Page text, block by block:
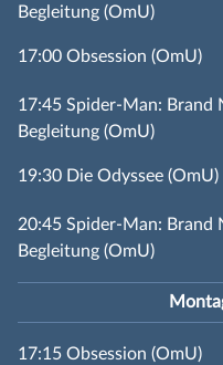
Begleitung (OmU)
17:00 Obsession (OmU)
17:45 Spider-Man: Brand
Begleitung (OmU)
19:30 Die Odyssee (OmU)
20:45 Spider-Man: Brand
Begleitung (OmU)
17:15 Obsession (OmU)